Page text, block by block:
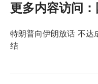
更多内容访问：
特朗普向伊朗放话 不达
结